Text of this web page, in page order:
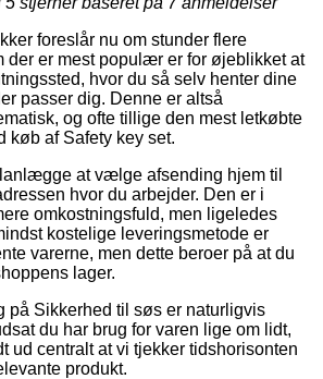
foreslår nu om stunder flere
der er mest populær er for øjeblikket at
hvor du så selv henter dine
passer dig. Denne er altså
og ofte tillige den mest letkøbte
køb af Safety key set.
at vælge afsending hjem til
hvor du arbejder. Den er i
omkostningsfuld, men ligeledes
kostelige leveringsmetode er
varerne, men dette beroer på at du
lager.
på Sikkerhed til søs er naturligvis
du har brug for varen lige om lidt,
ud centralt at vi tjekker tidshorisonten
produkt.